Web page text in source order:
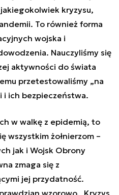
kryzysu,
To również forma
wojska i
Nauczyliśmy się
aktywności do świata
przetestowaliśmy „na
i ich bezpieczeństwa.
w walkę z epidemią, to
wszystkim żołnierzom –
jak i Wojsk Obrony
zmaga się z
jej przydatność.